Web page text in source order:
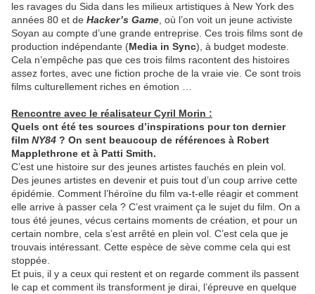
les ravages du Sida dans les milieux artistiques à New York des
années 80 et de Hacker’s Game , où l’on voit un jeune activiste
Soyan au compte d’une grande entreprise. Ces trois films sont de
production indépendante (Media in Sync), à budget modeste.
Cela n’empêche pas que ces trois films racontent des histoires
assez fortes, avec une fiction proche de la vraie vie. Ce sont trois
films culturellement riches en émotion …
Rencontre avec le réalisateur Cyril Morin :
Quels ont été tes sources d’inspirations pour ton dernier
film NY84 ? On sent beaucoup de références à Robert
Mapplethrone et à Patti Smith.
C’est une histoire sur des jeunes artistes fauchés en plein vol.
Des jeunes artistes en devenir et puis tout d’un coup arrive cette
épidémie. Comment l’héroïne du film va-t-elle réagir et comment
elle arrive à passer cela ? C’est vraiment ça le sujet du film. On a
tous été jeunes, vécus certains moments de création, et pour un
certain nombre, cela s’est arrêté en plein vol. C’est cela que je
trouvais intéressant. Cette espèce de sève comme cela qui est
stoppée.
Et puis, il y a ceux qui restent et on regarde comment ils passent
le cap et comment ils transforment je dirai, l’épreuve en quelque